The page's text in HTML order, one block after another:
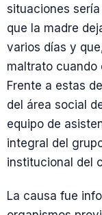
situaciones
que la madre
varios días y
maltrato cuando
Frente a estas
del área social
equipo de
integral del
institucional del
La causa fue